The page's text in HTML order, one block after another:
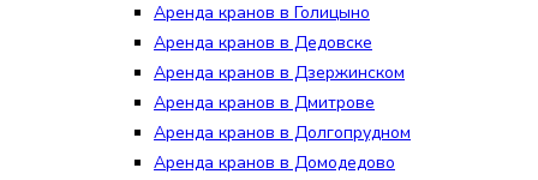
Аренда кранов в Голицыно
Аренда кранов в Дедовске
Аренда кранов в Дзержинском
Аренда кранов в Дмитрове
Аренда кранов в Долгопрудном
Аренда кранов в Домодедово